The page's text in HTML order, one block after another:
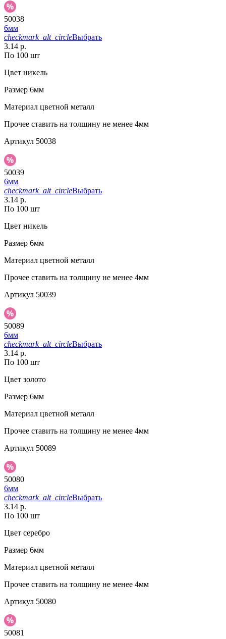
50038
6мм
checkmark_alt_circleВыбрать
3.14 р.
По 100 шт
Цвет никель
Размер 6мм
Материал цветной металл
Прочее ставить на толщину не менее 4мм
Артикул 50038
50039
6мм
checkmark_alt_circleВыбрать
3.14 р.
По 100 шт
Цвет никель
Размер 6мм
Материал цветной металл
Прочее ставить на толщину не менее 4мм
Артикул 50039
50089
6мм
checkmark_alt_circleВыбрать
3.14 р.
По 100 шт
Цвет золото
Размер 6мм
Материал цветной металл
Прочее ставить на толщину не менее 4мм
Артикул 50089
50080
6мм
checkmark_alt_circleВыбрать
3.14 р.
По 100 шт
Цвет серебро
Размер 6мм
Материал цветной металл
Прочее ставить на толщину не менее 4мм
Артикул 50080
50081